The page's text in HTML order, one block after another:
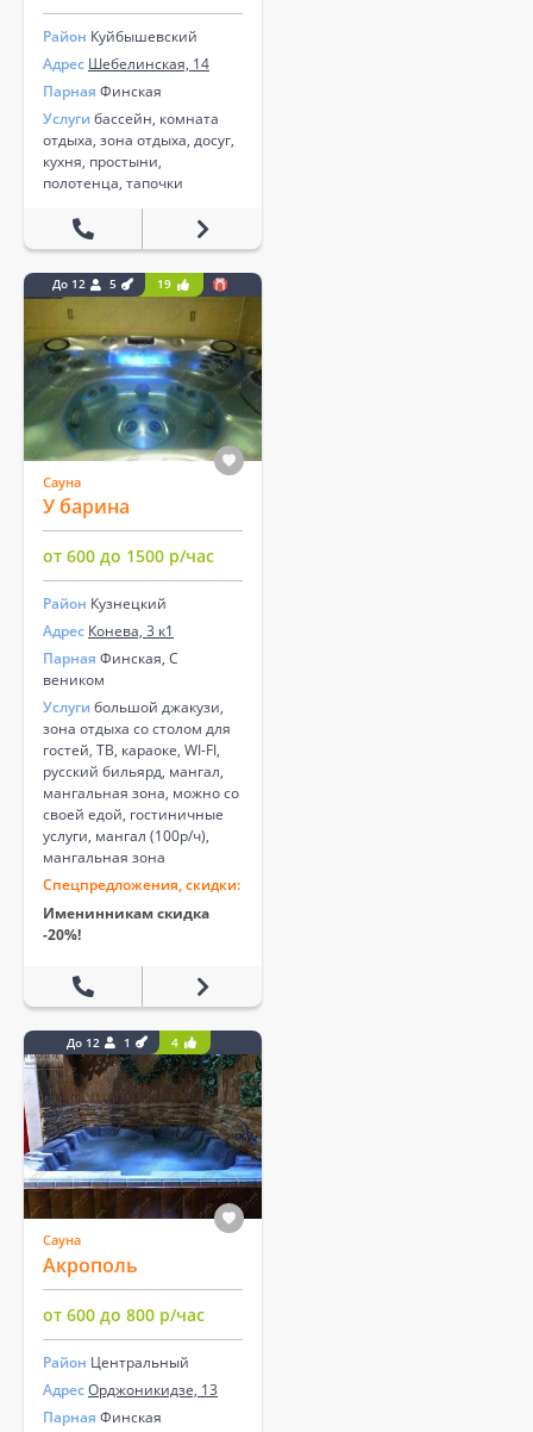
Район Куйбышевский
Адрес Шебелинская, 14
Парная Финская
Услуги бассейн, комната
отдыха, зона отдыха, досуг,
кухня, простыни,
полотенца, тапочки
До 12 5 19
Сауна
У барина
от 600 до 1500 р/час
Район Кузнецкий
Адрес Конева, 3 к1
Парная Финская, С
веником
Услуги большой джакузи,
зона отдыха со столом для
гостей, ТВ, караоке, WI-FI,
русский бильярд, мангал,
мангальная зона, можно со
своей едой, гостиничные
услуги, мангал (100р/ч),
мангальная зона
Спецпредложения, скидки:
Именинникам скидка
-20%!
До 12 1 4
Сауна
Акрополь
от 600 до 800 р/час
Район Центральный
АдресОрджоникидзе, 13
Парная Финская